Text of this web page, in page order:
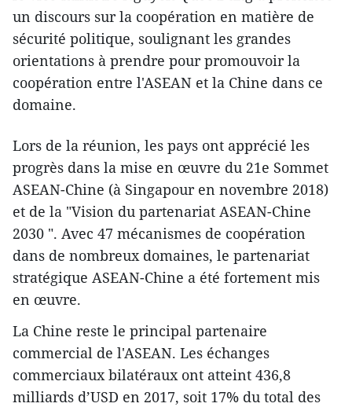
un discours sur la coopération en matière de
sécurité politique, soulignant les grandes
orientations à prendre pour promouvoir la
coopération entre l'ASEAN et la Chine dans ce
domaine.
Lors de la réunion, les pays ont apprécié les
progrès dans la mise en œuvre du 21e Sommet
ASEAN-Chine (à Singapour en novembre 2018)
et de la "Vision du partenariat ASEAN-Chine
2030 ". Avec 47 mécanismes de coopération
dans de nombreux domaines, le partenariat
stratégique ASEAN-Chine a été fortement mis
en œuvre.
La Chine reste le principal partenaire
commercial de l'ASEAN. Les échanges
commerciaux bilatéraux ont atteint 436,8
milliards d’USD en 2017, soit 17% du total des